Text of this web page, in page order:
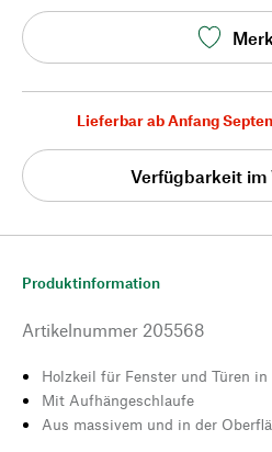
Lieferbar ab Anfang
Verfügbarkeit im
Produktinformation
Artikelnummer 205568
Holzkeil für Fenster und Türen
Mit Aufhängeschlaufe
Aus massivem und in der